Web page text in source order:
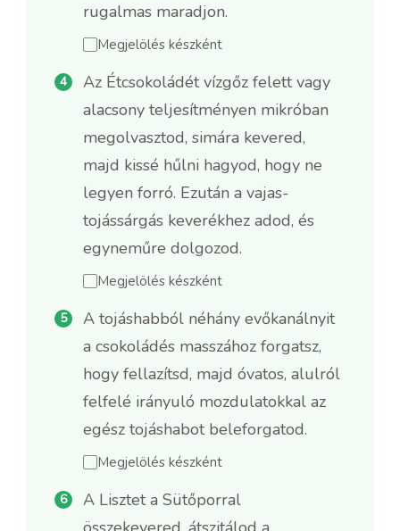
rugalmas maradjon.
Megjelölés készként
Az Étcsokoládét vízgőz felett vagy
alacsony teljesítményen mikróban
megolvasztod, simára kevered,
majd kissé hűlni hagyod, hogy ne
legyen forró. Ezután a vajas-
tojássárgás keverékhez adod, és
egyneműre dolgozod.
Megjelölés készként
A tojáshabból néhány evőkanálnyit
a csokoládés masszához forgatsz,
hogy fellazítsd, majd óvatos, alulról
felfelé irányuló mozdulatokkal az
egész tojáshabot beleforgatod.
Megjelölés készként
A Lisztet a Sütőporral